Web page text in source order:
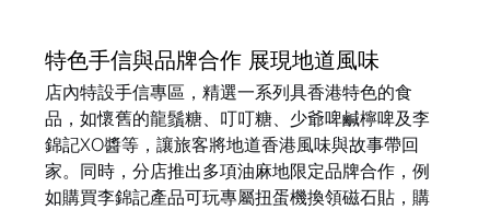
特色手信與品牌合作 展現地道風味
店內特設手信專區，精選一系列具香港特色的食
品，如懷舊的龍鬚糖、叮叮糖、少爺啤鹹檸啤及李
錦記XO醬等，讓旅客將地道香港風味與故事帶回
家。同時，分店推出多項油麻地限定品牌合作，例
如購買李錦記產品可玩專屬扭蛋機換領磁石貼，購